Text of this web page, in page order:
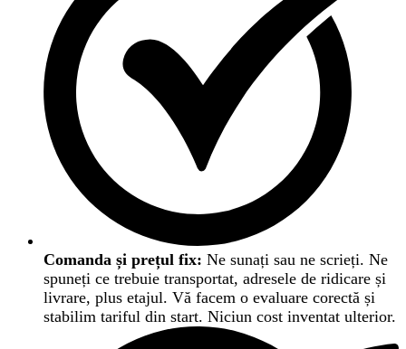
Comanda și prețul fix: Ne sunați sau ne scrieți. Ne
spuneți ce trebuie transportat, adresele de ridicare și
livrare, plus etajul. Vă facem o evaluare corectă și
stabilim tariful din start. Niciun cost inventat ulterior.